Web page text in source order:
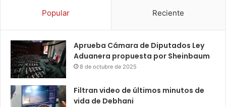
Popular Reciente
Aprueba Cámara de Diputados Ley
Aduanera propuesta por Sheinbaum
8 de octubre de 2025
Filtran video de últimos minutos de
vida de Debhani